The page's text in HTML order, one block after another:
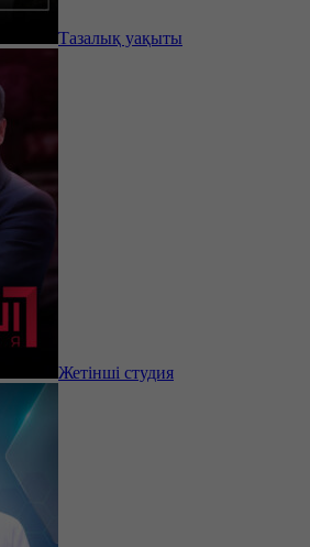
Тазалық уақыты
Жетінші студия